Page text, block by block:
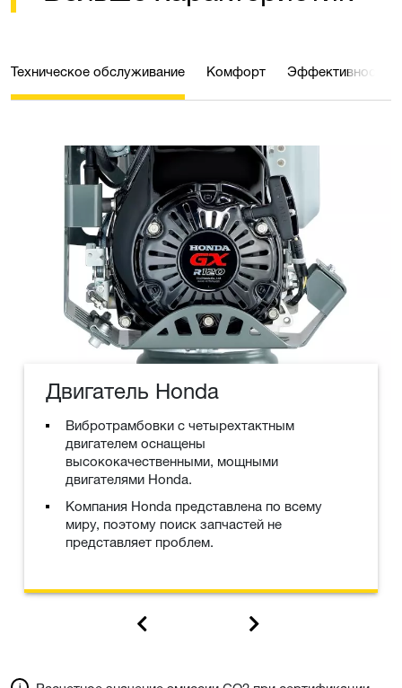
Техническое обслуживание Комфорт Эффективность
Двигатель Honda
Вибротрамбовки с четырехтактным
двигателем оснащены
высококачественными, мощными
двигателями Honda.
Компания Honda представлена по всему
миру, поэтому поиск запчастей не
представляет проблем.